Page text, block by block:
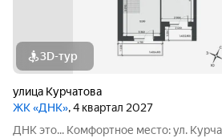
3D-тур
улица Курчатова
ЖК «ДНК», 4 квартал 2027
ДНК это... Комфортное место: ул. Курчатова освоенная,